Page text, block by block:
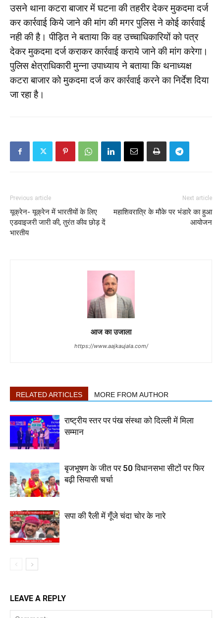
उसने थाना कटरा बाजार में घटना की तहरीर देकर मुकदमा दर्ज
कर कार्रवाई किये जाने की मांग की मगर पुलिस ने कोई कार्रवाई
नही की है। पीड़ित ने बताया कि वह उच्चाधिकारियों को पत्र
देकर मुकदमा दर्ज कराकर कार्रवाई कराये जाने की मांग करेगा।
पुलिस क्षेत्राधिकारी मुन्ना उपाध्याय ने बताया कि थनाध्यक्ष
कटरा बाजार को मुकदमा दर्ज कर कार्रवाई करने का निर्देश दिया
जा रहा है।
Previous article
यूक्रेन- यूक्रेन में भारतीयों के लिए
एडवाइजरी जारी की, तुरंत कीव छोड़ दें
भारतीय
Next article
महाशिवरात्रि के मौके पर भंडारे का हुआ
आयोजन
आज का उजाला
https://www.aajkaujala.com/
RELATED ARTICLES MORE FROM AUTHOR
राष्ट्रीय स्तर पर पंख संस्था को दिल्ली में मिला
सम्मान
बृजभूषण के जीत पर 50 विधानसभा सीटों पर फिर
बढ़ी सियासी चर्चा
सपा की रैली में गूँजे चंदा चोर के नारे
LEAVE A REPLY